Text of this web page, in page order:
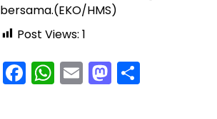
bersama.(EKO/HMS)
Post Views: 1
Facebook
WhatsApp
EmailMastodon